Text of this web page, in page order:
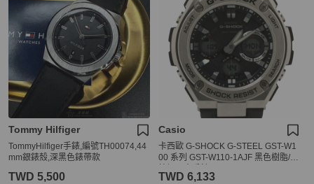
Tommy Hilfiger
TommyHilfiger手錶,編號TH00074,44
mm銀錶殼,深黑色錶帶款
TWD 5,500
Casio
卡西歐 G-SHOCK G-STEEL GST-W1
00 系列 GST-W110-1AJF 黑色樹脂/不
TWD 6,133